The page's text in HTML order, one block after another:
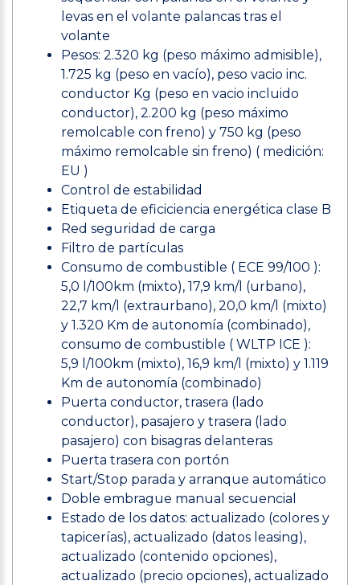
levas en el volante palancas tras el
volante
Pesos: 2.320 kg (peso máximo admisible),
1.725 kg (peso en vacío), peso vacio inc.
conductor Kg (peso en vacio incluido
conductor), 2.200 kg (peso máximo
remolcable con freno) y 750 kg (peso
máximo remolcable sin freno) ( medición:
EU )
Control de estabilidad
Etiqueta de eficiciencia energética clase B
Red seguridad de carga
Filtro de partículas
Consumo de combustible ( ECE 99/100 ):
5,0 l/100km (mixto), 17,9 km/l (urbano),
22,7 km/l (extraurbano), 20,0 km/l (mixto)
y 1.320 Km de autonomía (combinado),
consumo de combustible ( WLTP ICE ):
5,9 l/100km (mixto), 16,9 km/l (mixto) y 1.119
Km de autonomía (combinado)
Puerta conductor, trasera (lado
conductor), pasajero y trasera (lado
pasajero) con bisagras delanteras
Puerta trasera con portón
Start/Stop parada y arranque automático
Doble embrague manual secuencial
Estado de los datos: actualizado (colores y
tapicerías), actualizado (datos leasing),
actualizado (contenido opciones),
actualizado (precio opciones), actualizado